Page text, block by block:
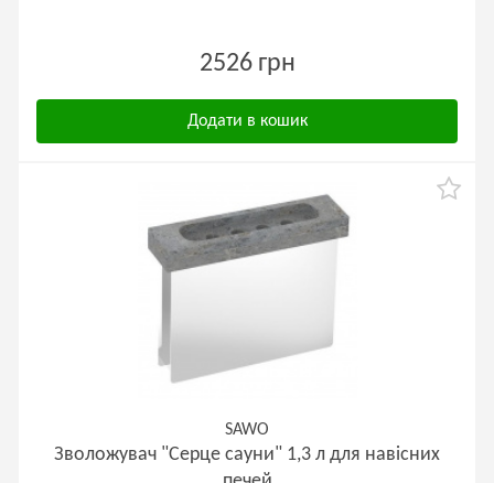
2526 грн
Додати в кошик
SAWO
Зволожувач "Серце сауни" 1,3 л для навісних